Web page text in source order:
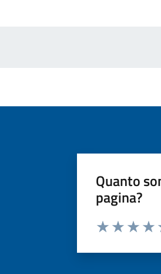
Quanto
pagina?
Valuta da 1 a 5